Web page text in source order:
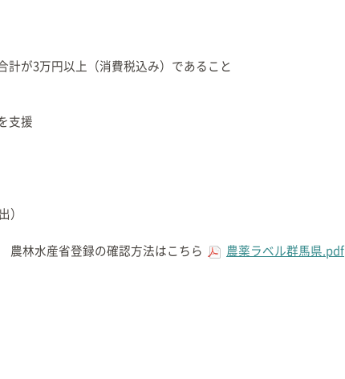
が3万円以上（消費税込み）であること
支援
水産省登録の確認方法はこちら
農薬ラベル群馬県.pdf